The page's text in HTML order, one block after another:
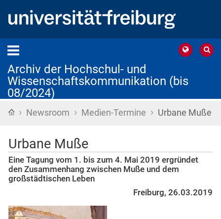
Archiv der Hochschul- und
Wissenschaftskommunikation (bis
08/2024)
Startseite
› Newsroom › Medien-Termine › Urbane Muße
Urbane Muße
Eine Tagung vom 1. bis zum 4. Mai 2019 ergründet
den Zusammenhang zwischen Muße und dem
großstädtischen Leben
Freiburg, 26.03.2019